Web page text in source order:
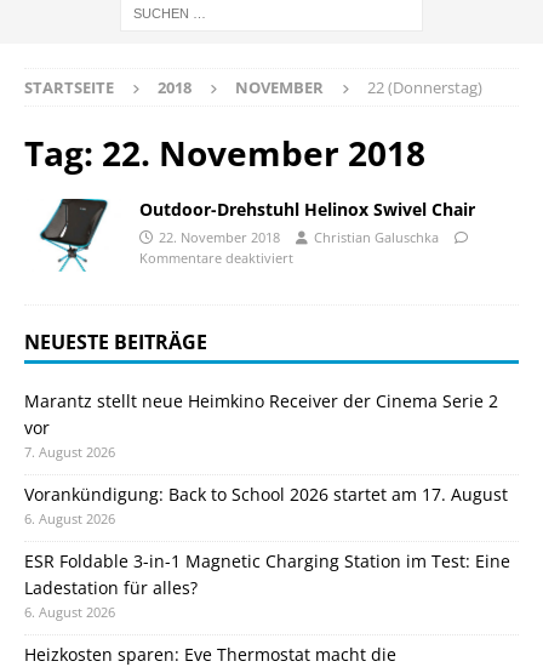
STARTSEITE 2018 NOVEMBER 22 (Donnerstag)
Tag: 22. November 2018
Outdoor-Drehstuhl Helinox Swivel Chair
22. November 2018
Christian Galuschka
Kommentare deaktiviert
NEUESTE BEITRÄGE
Marantz stellt neue Heimkino Receiver der Cinema Serie 2
vor
7. August 2026
Vorankündigung: Back to School 2026 startet am 17. August
6. August 2026
ESR Foldable 3-in-1 Magnetic Charging Station im Test: Eine
Ladestation für alles?
6. August 2026
Heizkosten sparen: Eve Thermostat macht die